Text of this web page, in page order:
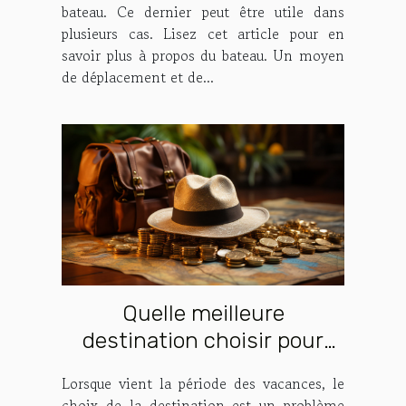
bateau. Ce dernier peut être utile dans
plusieurs cas. Lisez cet article pour en
savoir plus à propos du bateau. Un moyen
de déplacement et de...
Quelle meilleure
destination choisir pour
Lorsque vient la période des vacances, le